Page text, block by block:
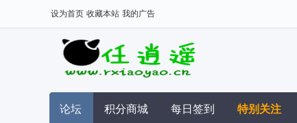
设为首页 收藏本站 我的广告
论坛 积分商城 每日签到 特别关注